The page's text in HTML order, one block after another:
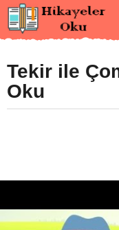
Tekir ile
Oku